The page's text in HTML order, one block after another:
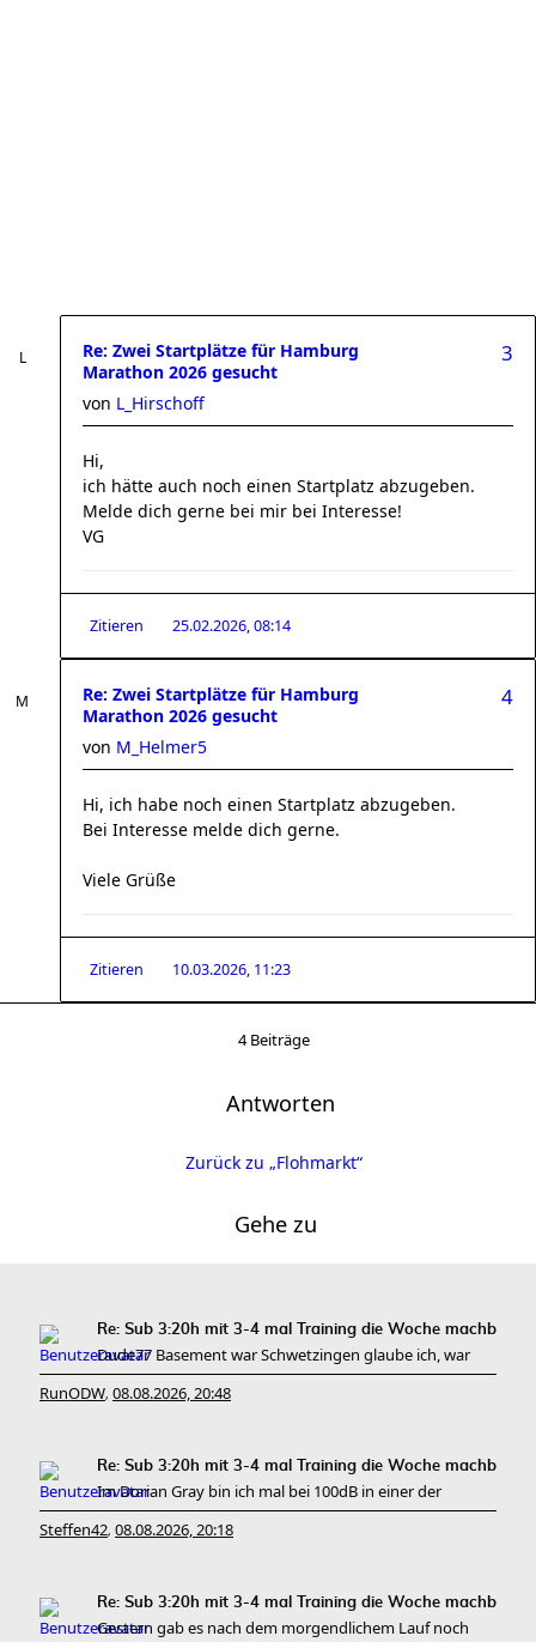
Re: Zwei Startplätze für Hamburg
Marathon 2026 gesucht
3
von L_Hirschoff
Hi,
ich hätte auch noch einen Startplatz abzugeben.
Melde dich gerne bei mir bei Interesse!
VG
Zitieren 25.02.2026, 08:14
Re: Zwei Startplätze für Hamburg
Marathon 2026 gesucht
4
von M_Helmer5
Hi, ich habe noch einen Startplatz abzugeben.
Bei Interesse melde dich gerne.
Viele Grüße
Zitieren 10.03.2026, 11:23
4 Beiträge
Antworten
Zurück zu „Flohmarkt“
Gehe zu
Re: Sub 3:20h mit 3-4 mal Training die Woche machb
Dude77 Basement war Schwetzingen glaube ich, war
RunODW, 08.08.2026, 20:48
Re: Sub 3:20h mit 3-4 mal Training die Woche machb
Im Dorian Gray bin ich mal bei 100dB in einer der
Steffen42, 08.08.2026, 20:18
Re: Sub 3:20h mit 3-4 mal Training die Woche machb
Gestern gab es nach dem morgendlichem Lauf noch